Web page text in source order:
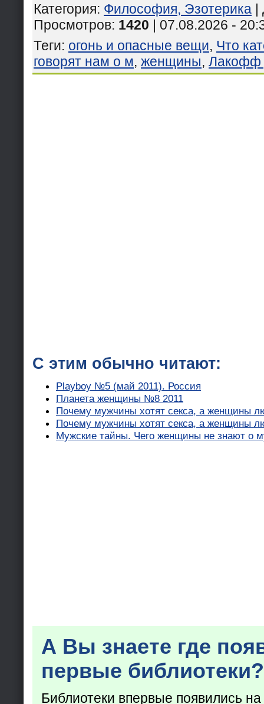
Категория: Философия, Эзотерика |
Просмотров: 1420 | 07.08.2026 -
Теги: огонь и опасные вещи, Что
говорят нам о м, женщины, Лакофф
С этим обычно читают:
Playboy №5 (май 2011). Россия
Планета женщины №8 2011
Почему мужчины хотят секса, а женщины
Почему мужчины хотят секса, а женщины
Мужские тайны. Чего женщины не знают о
А Вы знаете где
первые библиотеки?
Библиотеки впервые появились